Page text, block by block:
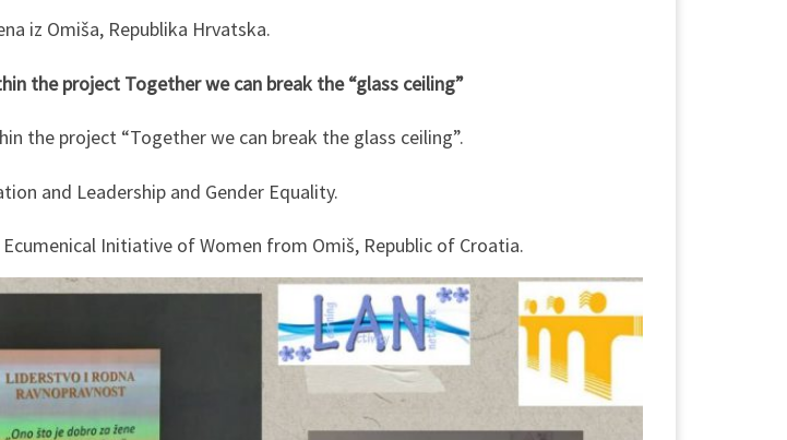
iz Omiša, Republika Hrvatska.
the project Together we can break the “glass ceiling”
the project “Together we can break the glass ceiling”.
and Leadership and Gender Equality.
Initiative of Women from Omiš, Republic of Croatia.